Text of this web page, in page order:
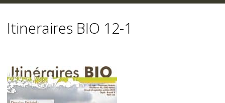
contenu
principal
Itineraires BIO 12-1